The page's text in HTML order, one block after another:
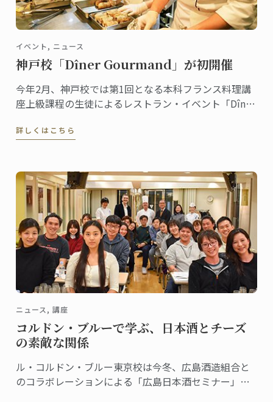
イベント, ニュース
神戸校「Dîner Gourmand」が初開催
今年2月、神戸校では第1回となる本科フランス料理講
座上級課程の生徒によるレストラン・イベント「Dîner
詳しくはこちら
ニュース, 講座
コルドン・ブルーで学ぶ、日本酒とチーズ
の素敵な関係
ル・コルドン・ブルー東京校は今冬、広島酒造組合と
のコラボレーションによる「広島日本酒セミナー」を